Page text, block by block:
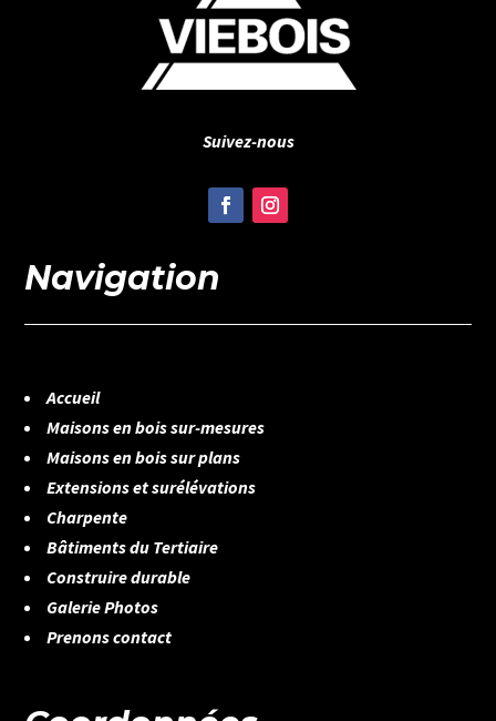
Suivez-nous
Navigation
Accueil
Maisons en bois sur-mesures
Maisons en bois sur plans
Extensions et surélévations
Charpente
Bâtiments du Tertiaire
Construire durable
Galerie Photos
Prenons contact